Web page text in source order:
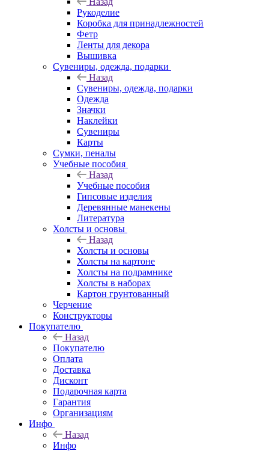
Рукоделие
Коробка для принадлежностей
Фетр
Ленты для декора
Вышивка
Сувениры, одежда, подарки
Назад
Сувениры, одежда, подарки
Одежда
Значки
Наклейки
Сувениры
Карты
Сумки, пеналы
Учебные пособия
Назад
Учебные пособия
Гипсовые изделия
Деревянные манекены
Литература
Холсты и основы
Назад
Холсты и основы
Холсты на картоне
Холсты на подрамнике
Холсты в наборах
Картон грунтованный
Черчение
Конструкторы
Покупателю
Назад
Покупателю
Оплата
Доставка
Дисконт
Подарочная карта
Гарантия
Организациям
Инфо
Назад
Инфо